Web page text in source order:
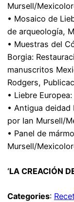
Mursell/
• Mosaico de
de arqueología,
• Muestras del
Borgia:
manuscritos
Rodgers,
• Liebre
• Antigua deidad
por Ian Mursell/
• Panel de
Mursell/
‘LA CREACIÓN
Categories: